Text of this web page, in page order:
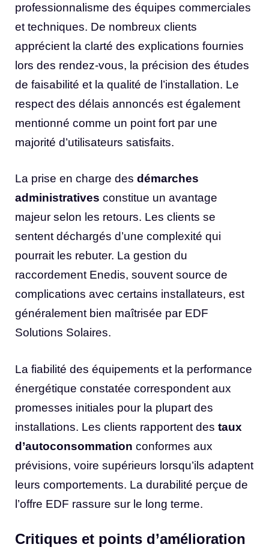
professionnalisme des équipes commerciales
et techniques. De nombreux clients
apprécient la clarté des explications fournies
lors des rendez-vous, la précision des études
de faisabilité et la qualité de l’installation. Le
respect des délais annoncés est également
mentionné comme un point fort par une
majorité d’utilisateurs satisfaits.
La prise en charge des démarches
administratives constitue un avantage
majeur selon les retours. Les clients se
sentent déchargés d’une complexité qui
pourrait les rebuter. La gestion du
raccordement Enedis, souvent source de
complications avec certains installateurs, est
généralement bien maîtrisée par EDF
Solutions Solaires.
La fiabilité des équipements et la performance
énergétique constatée correspondent aux
promesses initiales pour la plupart des
installations. Les clients rapportent des taux
d’autoconsommation conformes aux
prévisions, voire supérieurs lorsqu’ils adaptent
leurs comportements. La durabilité perçue de
l’offre EDF rassure sur le long terme.
Critiques et points d’amélioration